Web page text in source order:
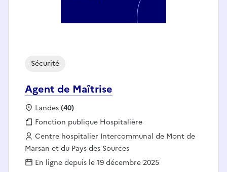
Agent de Maîtrise
Sécurité
Localisation :
Landes(40)
Fonction publique :
Fonction publique Hospitalière
Employeur :
Centre hospitalier Intercommunal de Mont de
Marsan et du Pays des Sources
En ligne depuis le 19 décembre 2025